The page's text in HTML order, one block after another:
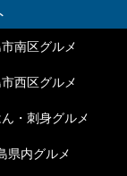
南区グルメ
西区グルメ
・刺身グルメ
県内グルメ